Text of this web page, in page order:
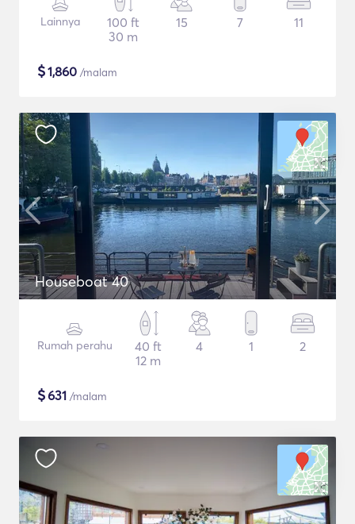
Lainnya
100 ft
30 m
15 7 11
$1,860 /malam
Houseboat 40
Rumah perahu
40 ft
12 m
4 1 2
$631 /malam